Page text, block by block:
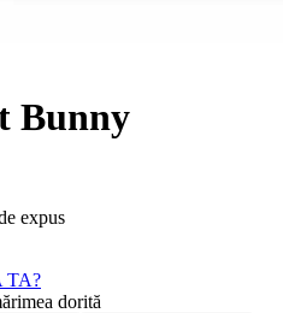
Bunny
expus
TA?
dorită